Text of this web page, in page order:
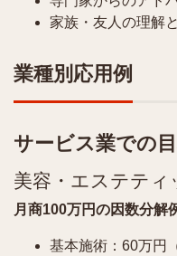
家族・友人の理解
業種別応用例
サービス業での
美容・エステティ
月商100万円の因数分解
基本施術：60万円